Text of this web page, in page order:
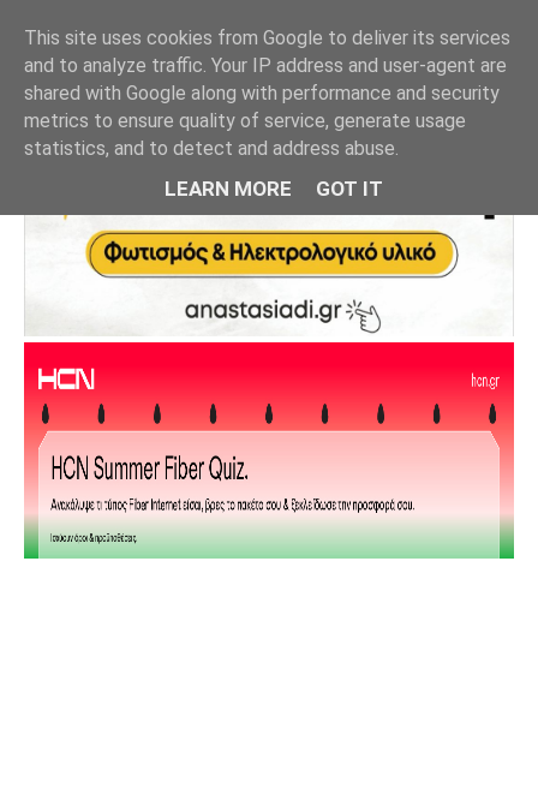
This site uses cookies from Google to deliver its services
and to analyze traffic. Your IP address and user-agent are
shared with Google along with performance and security
metrics to ensure quality of service, generate usage
statistics, and to detect and address abuse.
LEARN MORE GOT IT